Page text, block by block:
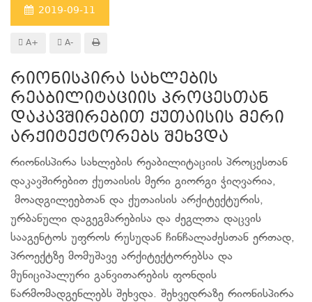
2019-09-11
A+ A-
რიონისპირა სახლების
რეაბილიტაციის პროცესთან
დაკავშირებით ქუთაისის მერი
არქიტექტორებს შეხვდა
რიონისპირა სახლების რეაბილიტაციის პროცესთან
დაკავშირებით ქუთაისის მერი გიორგი ჭიღვარია,
მოადგილეებთან და ქუთაისის არქიტექტურის,
ურბანული დაგეგმარებისა და ძეგლთა დაცვის
სააგენტოს უფროს რუსუდან ჩინჩალაძესთან ერთად,
პროექტზე მომუშავე არქიტექტორებსა და
მუნიციპალური განვითარების ფონდის
წარმომადგენლებს შეხვდა. შეხვედრაზე რიონისპირა